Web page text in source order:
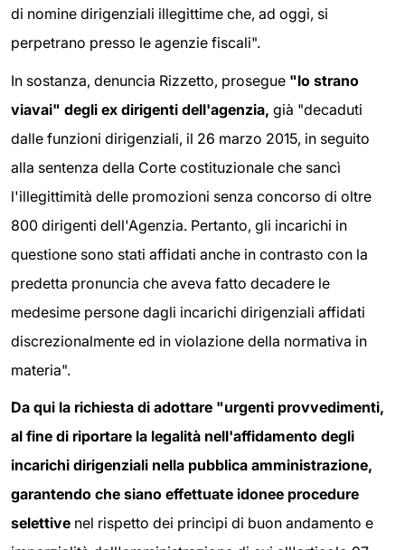
di nomine dirigenziali illegittime che, ad oggi, si
perpetrano presso le agenzie fiscali".
In sostanza, denuncia Rizzetto, prosegue "lo strano
viavai" degli ex dirigenti dell'agenzia, già "decaduti
dalle funzioni dirigenziali, il 26 marzo 2015, in seguito
alla sentenza della Corte costituzionale che sancì
l'illegittimità delle promozioni senza concorso di oltre
800 dirigenti dell'Agenzia. Pertanto, gli incarichi in
questione sono stati affidati anche in contrasto con la
predetta pronuncia che aveva fatto decadere le
medesime persone dagli incarichi dirigenziali affidati
discrezionalmente ed in violazione della normativa in
materia".
Da qui la richiesta di adottare "urgenti provvedimenti,
al fine di riportare la legalità nell'affidamento degli
incarichi dirigenziali nella pubblica amministrazione,
garantendo che siano effettuate idonee procedure
selettive nel rispetto dei princìpi di buon andamento e